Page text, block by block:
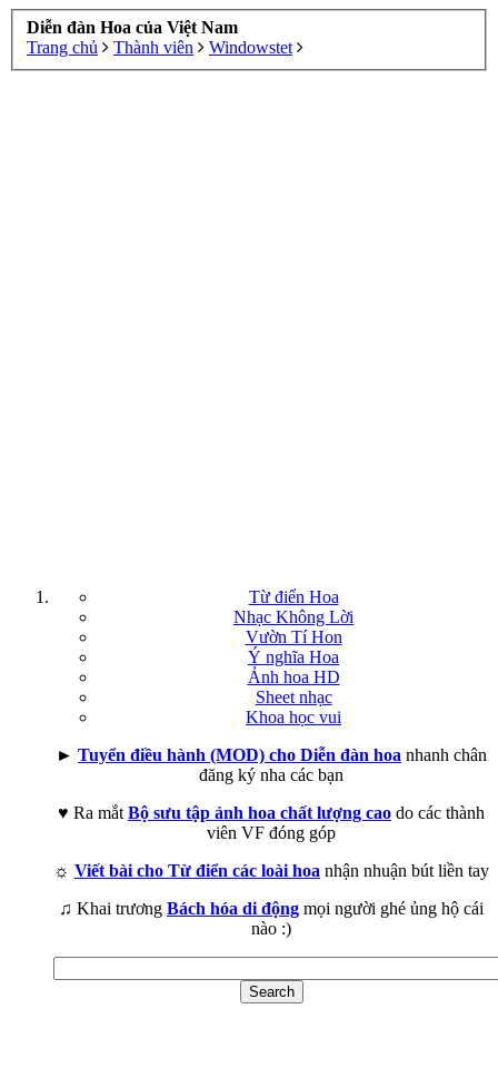
Diễn đàn Hoa của Việt Nam
Trang chủ
Thành viên Windowstet
Từ điển Hoa
Nhạc Không Lời
Vườn Tí Hon
Ý nghĩa Hoa
Ảnh hoa HD
Sheet nhạc
Khoa học vui
► Tuyển điều hành (MOD) cho Diễn đàn hoa nhanh chân
đăng ký nha các bạn
♥ Ra mắt Bộ sưu tập ảnh hoa chất lượng cao do các thành
viên VF đóng góp
☼ Viết bài cho Từ điển các loài hoa nhận nhuận bút liền tay
♫ Khai trương Bách hóa di động mọi người ghé ủng hộ cái
nào :)